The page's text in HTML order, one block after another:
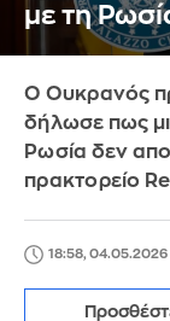
με τη
Ο Ουκρανός
δήλωσε πως
Ρωσία δεν
πρακτορείο
18:58, 04.05.2026